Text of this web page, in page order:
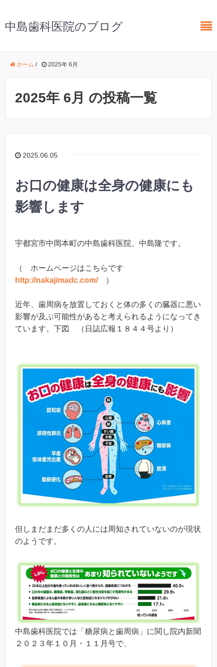
中島歯科医院のブログ
ホーム / 2025年 6月
2025年 6月 の投稿一覧
2025.06.05
お口の健康は全身の健康にも
影響します
宇都宮市中岡本町の中島歯科医院、中島隆です。
（ ホームページはこちらです
http://nakajimadc.com/
）
近年、歯周病を放置しておくと体の多くの臓器に悪い
影響が及ぶ可能性があると考えられるようになってき
ています。下図 （日誌広報１８４４号より）
但しまだまだ多くの人には周知されていないのが現状
のようです。
中島歯科医院では「糖尿病と歯周病」に関し院内新聞
２０２３年１０月・１１月号で、